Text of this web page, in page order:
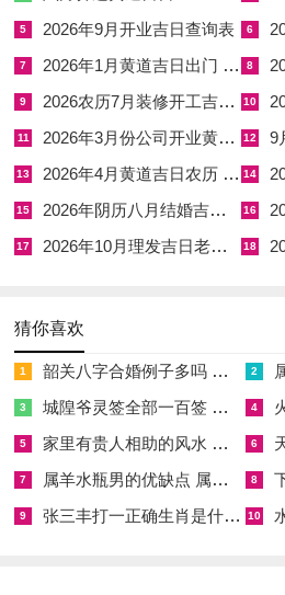
七月廿二癸未日，癸水坐未土，土克
忌出行、开仓。冲煞丑牛，属牛者避
生水，亥水助癸，主新车财运亨通。
看似不利，然未中藏乙木丁火，木火
借势提升事业。在流月测算中癸未与
滞，但癸水为雨露之精，若得金生，
七月廿七戊子日，戊土坐子水，土
行，土水相战，主冲突不断，然戊子
易有意外损耗，若想化解，即于提车
制土，则可转危为安。在神煞上“劫
德”相伴，若命主心诚而行，反可成
避凶趋吉之命理建议
5 2026年9月开业吉日查询表 6
7 2026年1月黄道吉日出门 2026年1月黄道吉日一览表 8
9 2026农历7月装修开工吉日 农历7月哪天适合装修开工 10
11 2026年3月份公司开业黄道吉日 2026年3月开业吉日黄道吉日 12 9月
13 2026年4月黄道吉日农历 2026年农历4月黄道吉日查询 14
15 2026年阴历八月结婚吉日 2026年阴历八月结婚的黄道吉日吗 16
17 2026年10月理发吉日老黄历 老黄历2026年10月理发吉日 18
猜你喜欢
1 韶关八字合婚例子多吗 韶关八字测风水 2
3 城隍爷灵签全部一百签 城隍爷灵签解签大全 4
5 家里有贵人相助的风水 家里有贵人是什么意思 6
7 属羊水瓶男的优缺点 属羊水瓶座男生性格爱情观 8 下
9 张三丰打一正确生肖是什么意思 张三丰是指什么生肖 10